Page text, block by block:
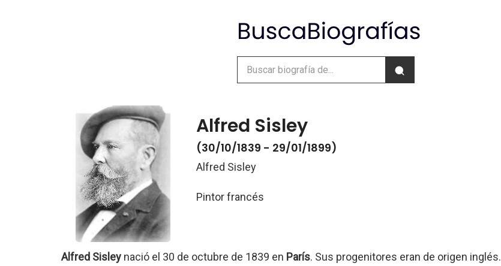
Alfred Sisley
(30/10/1839 - 29/01/1899)
Alfred Sisley
Pintor francés
Alfred Sisley nació el 30 de octubre de 1839 en París. Sus progenitores eran de origen inglés.